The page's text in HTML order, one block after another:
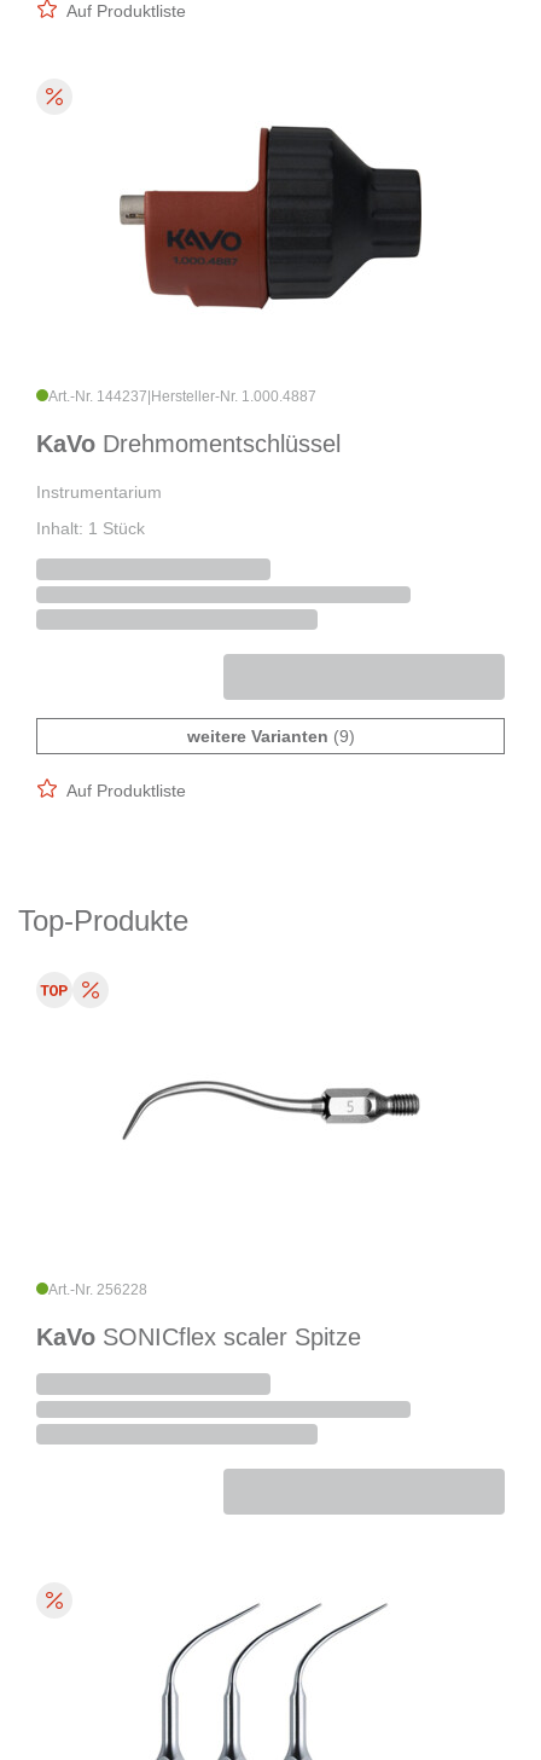
Auf Produktliste
Art.-Nr. 144237 Hersteller-Nr. 1.000.4887
KaVo Drehmomentschlüssel
Instrumentarium
Inhalt: 1 Stück
weitere Varianten (9)
Auf Produktliste
Top-Produkte
Art.-Nr. 256228
KaVo SONICflex scaler Spitze